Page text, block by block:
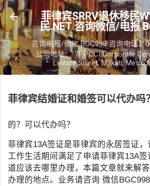
跳至主要内容
菲律宾SRRV退休移民
民.NET 咨询微信/电报
咨询电报/微信 BGC998 咨询电话：
公司地址： 7F PCCI Corporate
Leviste Street, Makati, Metro
菲律宾结婚证和婚签可以代办吗？
的？可以代办吗？
菲律宾13A签证是菲律宾的永居签证
工作生活期间满足了申请菲律宾13A签
道应该去哪里办理，本篇文章就来解
办理的地点。业务请咨询 微信